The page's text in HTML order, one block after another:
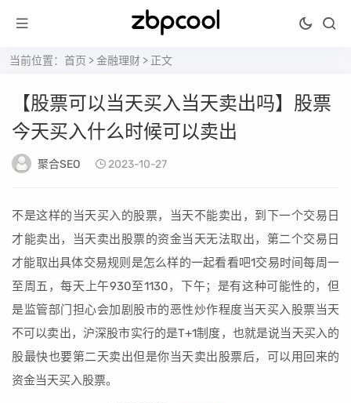
当前位置： 首页 >金融理财 > 正文
【股票可以当天买入当天卖出吗】股票
今天买入什么时候可以卖出
聚合SEO 2023-10-27
不是这样的当天买入的股票，当天不能卖出，到下一个交易日
才能卖出，当天卖出股票的资金当天无法取出，第二个交易日
才能取出具体交易规则是怎么样的一起看看吧1交易时间每周一
至周五，每天上午930至1130，下午；是有这种可能性的，但
是监管部门担心会加剧股市的恶性炒作程度当天买入股票当天
不可以卖出，沪深股市实行的是T+1制度，也就是说当天买入的
股最快也要第二天卖出但是你当天卖出股票后，可以用回来的
资金当天买入股票。